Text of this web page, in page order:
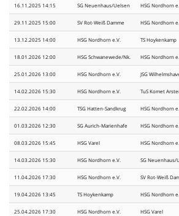
16.11.2025 14:15 SG Neuenhaus/Uelsen HSG Nordhorn
29.11.2025 15:00 SV Rot-Weiß Damme HSG Nordhorn
13.12.2025 14:00 HSG Nordhorn e.V. TS Hoykenkamp
18.01.2026 12:00 HSG Schwanewede/Nk. HSG Nordhorn
25.01.2026 13:00 HSG Nordhorn e.V. JSG
14.02.2026 15:30 HSG Nordhorn e.V. TuS Komet
22.02.2026 14:00 TSG Hatten-Sandkrug HSG Nordhorn
01.03.2026 12:30 SG Aurich-Marienhafe HSG Nordhorn
08.03.2026 15:45 HSG Varel HSG Nordhorn
14.03.2026 15:30 HSG Nordhorn e.V. SG Neuenhaus/
11.04.2026 17:30 HSG Nordhorn e.V. SV Rot-Weiß
19.04.2026 13:45 TS Hoykenkamp HSG Nordhorn
25.04.2026 17:30 HSG Nordhorn e.V. HSG Varel